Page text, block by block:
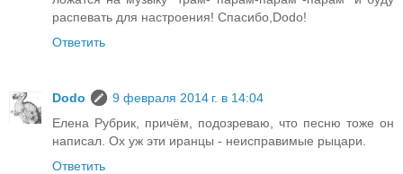
распевать для настроения! Спасибо,Dodo!
Ответить
Dodo
9 февраля 2014 г. в 14:04
Елена Рубрик, причём, подозреваю, что песню тоже он
написал. Ох уж эти иранцы - неисправимые рыцари.
Ответить